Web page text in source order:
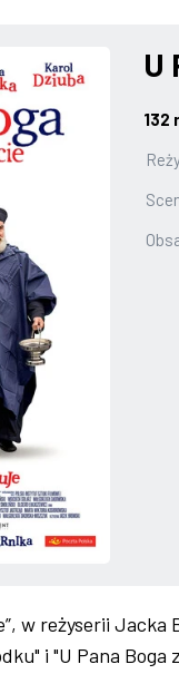
U
132
w reżyserii
i "U Pana